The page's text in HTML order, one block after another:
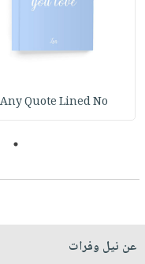
Any Quote Lined No
1
عن نيل وفرات